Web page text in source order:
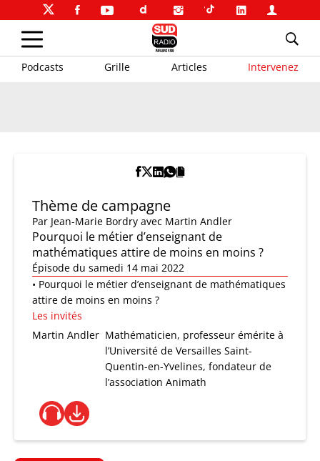
Podcasts Grille Articles Intervenez
Thème de campagne
Par Jean-Marie Bordry avec Martin Andler
Pourquoi le métier d’enseignant de
mathématiques attire de moins en moins ?
Épisode du samedi 14 mai 2022
• Pourquoi le métier d’enseignant de mathématiques
attire de moins en moins ?
Les invités
Martin Andler Mathématicien, professeur émérite à
l’Université de Versailles Saint-
Quentin-en-Yvelines, fondateur de
l’association Animath